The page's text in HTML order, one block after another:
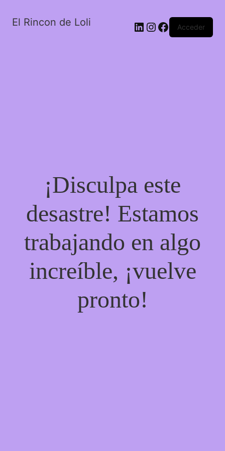
El Rincon de Loli LinkedIn
Instagram
FacebookAcceder
¡Disculpa este
desastre! Estamos
trabajando en algo
increíble, ¡vuelve
pronto!